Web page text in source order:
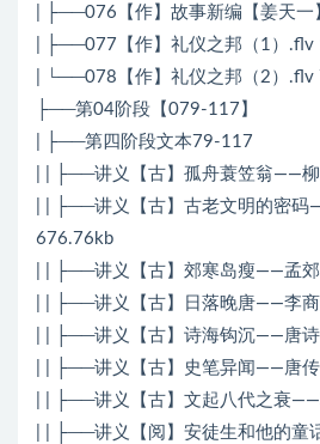
| ├──076【作】故事新编【姜天
| ├──077【作】礼仪之邦（1）.flv
| └──078【作】礼仪之邦（2）.flv
├──第04阶段【079-117】
| ├──第四阶段文本79-117
| | ├──讲义【古】孤舟蓑笠翁——
| | ├──讲义【古】古老文明的密
676.76kb
| | ├──讲义【古】郊寒岛瘦——孟
| | ├──讲义【古】日落晚唐——李
| | ├──讲义【古】诗海钩沉——唐
| | ├──讲义【古】史笔异闻——唐
| | ├──讲义【古】文起八代之衰
| | ├──讲义【阅】安徒生和他的童